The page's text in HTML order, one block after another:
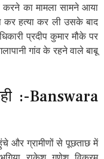
का मामला सामने आया
कर हत्या कर ली उसके बाद
प्रदीप कुमार मौके पर
गांव के रहने वाले बाबू
:-Banswara
और ग्रामीणों से पूछताछ में